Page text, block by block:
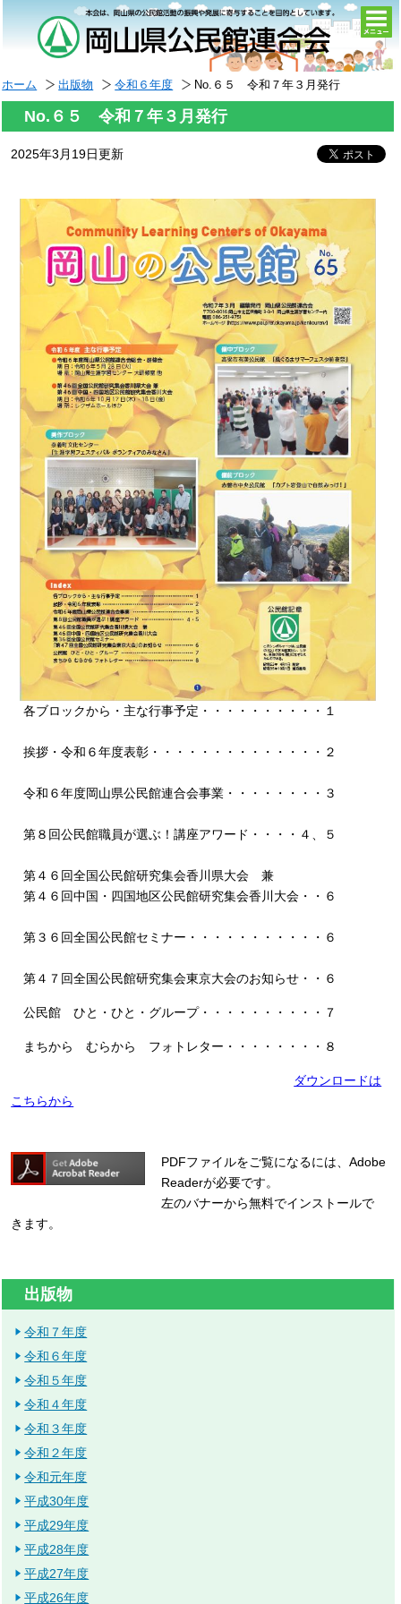
ホーム 出版物 令和６年度 No.６５ 令和７年３月発行
No.６５ 令和７年３月発行
2025年3月19日更新
各ブロックから・主な行事予定・・・・・・・・・・１
挨拶・令和６年度表彰・・・・・・・・・・・・・・２
令和６年度岡山県公民館連合会事業・・・・・・・・３
第８回公民館職員が選ぶ！講座アワード・・・・４、５
第４６回全国公民館研究集会香川県大会 兼
第４６回中国・四国地区公民館研究集会香川大会・・６
第３６回全国公民館セミナー・・・・・・・・・・・６
第４７回全国公民館研究集会東京大会のお知らせ・・６
公民館 ひと・ひと・グループ・・・・・・・・・・７
まちから むらから フォトレター・・・・・・・・８
ダウンロードは
こちらから
PDFファイルをご覧になるには、Adobe
Readerが必要です。
左のバナーから無料でインストールで
きます。
出版物
令和７年度
令和６年度
令和５年度
令和４年度
令和３年度
令和２年度
令和元年度
平成30年度
平成29年度
平成28年度
平成27年度
平成26年度